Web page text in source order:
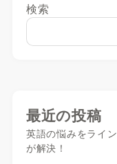
検索
最近の投稿
英語の悩みをライ
が解決！